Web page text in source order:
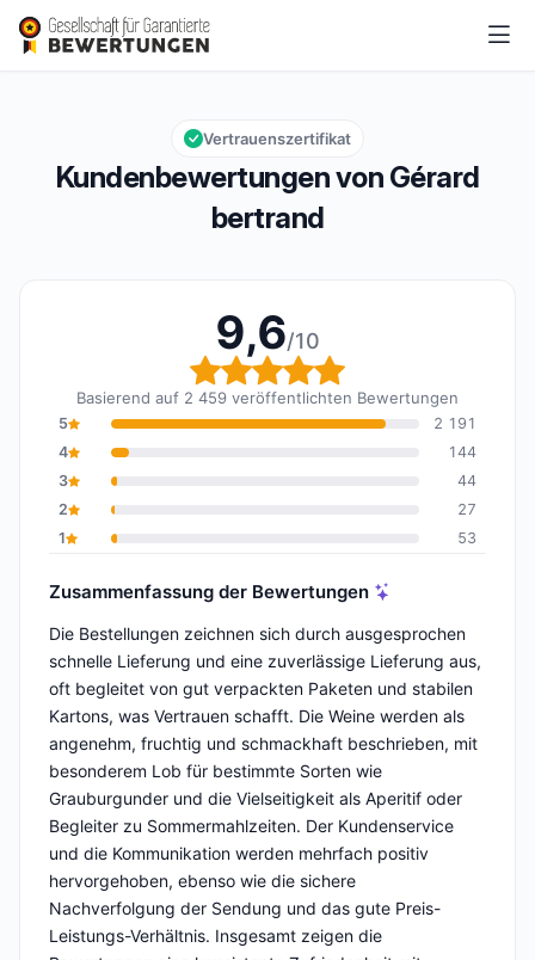
Gérard bertrand
Gesamtbewertung: 9,6 von 10
9,6/10
Kundenbewertungen von Gérard
bertrand
Vertrauenszertifikat
9,6/10
Gesamtbewertung: 9,6
Basierend auf 2 459 veröffentlichten Bewertungen
5
2 191
4
144
3
44
2
27
1
53
Zusammenfassung der Bewertungen
Die Bestellungen zeichnen sich durch ausgesprochen
schnelle Lieferung und eine zuverlässige Lieferung aus,
oft begleitet von gut verpackten Paketen und stabilen
Kartons, was Vertrauen schafft. Die Weine werden als
angenehm, fruchtig und schmackhaft beschrieben, mit
besonderem Lob für bestimmte Sorten wie
Grauburgunder und die Vielseitigkeit als Aperitif oder
Begleiter zu Sommermahlzeiten. Der Kundenservice
und die Kommunikation werden mehrfach positiv
hervorgehoben, ebenso wie die sichere
Nachverfolgung der Sendung und das gute Preis-
Leistungs-Verhältnis. Insgesamt zeigen die